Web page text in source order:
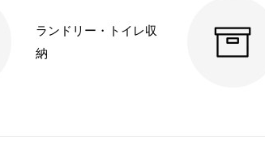
ランドリー・トイレ収
納